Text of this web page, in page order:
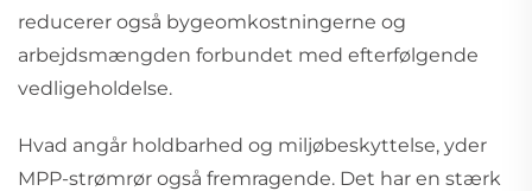
reducerer også bygeomkostningerne og
arbejdsmængden forbundet med efterfølgende
vedligeholdelse.
Hvad angår holdbarhed og miljøbeskyttelse, yder
MPP-strømrør også fremragende. Det har en stærk